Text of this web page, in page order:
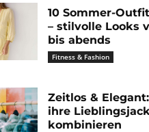
10 Sommer-
– stilvolle Looks
bis abends
Fitness & Fashion
Zeitlos &
ihre
kombinieren